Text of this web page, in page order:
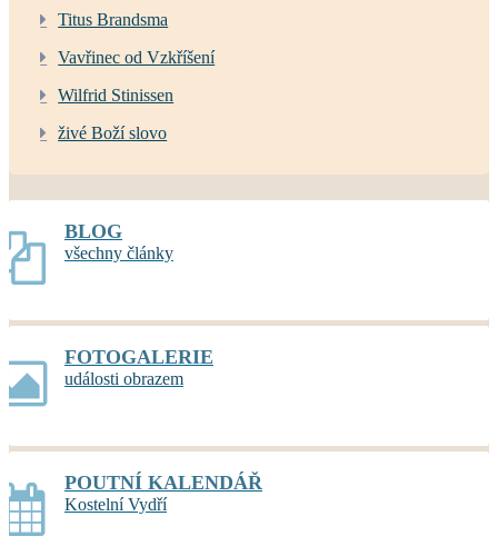
Titus Brandsma
Vavřinec od Vzkříšení
Wilfrid Stinissen
živé Boží slovo
BLOG
všechny články
FOTOGALERIE
události obrazem
POUTNÍ KALENDÁŘ
Kostelní Vydří